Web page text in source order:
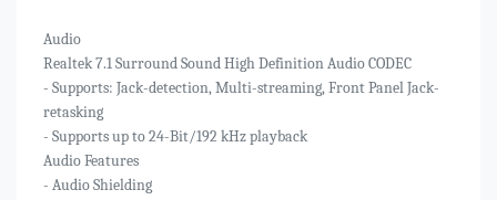
Audio
Realtek 7.1 Surround Sound High Definition Audio CODEC
- Supports: Jack-detection, Multi-streaming, Front Panel Jack-
retasking
- Supports up to 24-Bit/192 kHz playback
Audio Features
- Audio Shielding